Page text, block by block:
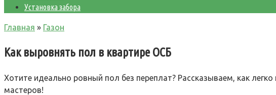
Установка забора
Главная » Газон
Как выровнять пол в квартире ОСБ
Хотите идеально ровный пол без переплат? Рассказываем, как
мастеров!